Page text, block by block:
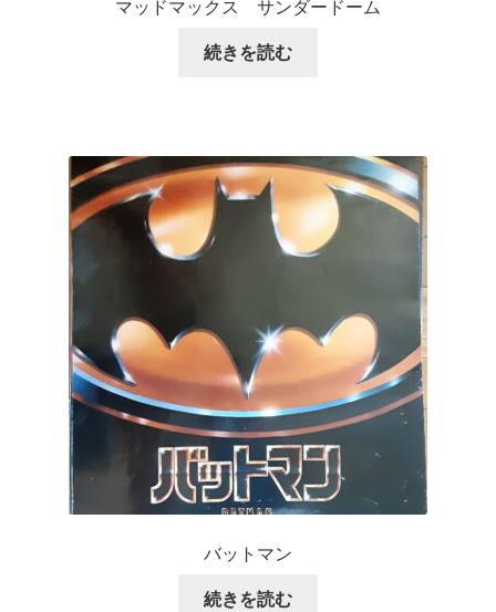
マッドマックス サンダードーム
続きを読む
バットマン
続きを読む